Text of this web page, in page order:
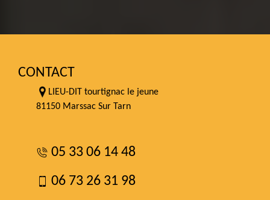
CONTACT
LIEU-DIT tourtignac le jeune
81150 Marssac Sur Tarn
05 33 06 14 48
06 73 26 31 98